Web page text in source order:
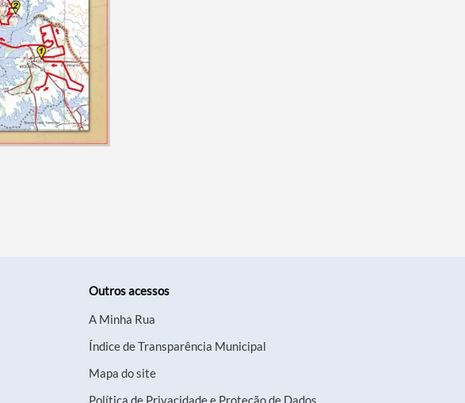
Outros acessos
A Minha Rua
Índice de Transparência Municipal
Mapa do site
Política de Privacidade e Proteção de Dados